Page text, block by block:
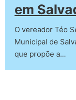
em
O vereador Téo
Municipal de
que propõe a…